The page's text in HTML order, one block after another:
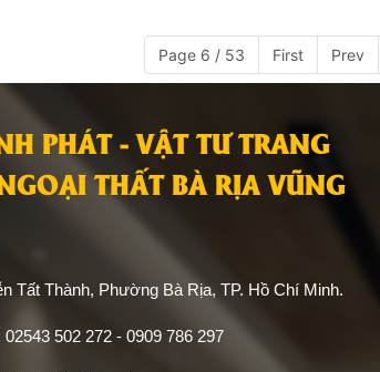
Page 6 / 53 First Prev
PHÁT - VẬT TƯ TRANG
THẤT BÀ RỊA VŨNG
Tất Thành, Phường Bà Rịa, TP. Hồ Chí Minh.
502 272 - 0909 786 297